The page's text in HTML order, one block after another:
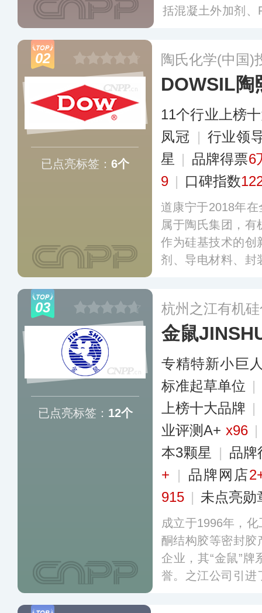
括混凝土外加剂、
业制造领域提供
汽车维修、交通
降噪和结构加固
供防水密封解决
提供创新设计和
02
已点亮标签： 6个
陶氏化学(中国)
DOWSIL陶
11个行业上榜
凤冠 | 行业领
星 | 品牌得票6
9 | 口碑指数
道康宁于2018年
属于陶氏集团，
作为硅基技术的创
剂、导电材料、封
03
已点亮标签： 12个
杭州之江有机
金鼠
专精特新小巨
标准起草单位 |
上榜十大品牌 |
业评测A+ x96 |
本3颗星
| 品牌
+ | 品牌网店
915 | 未点亮勋
成立于1996年，
酮结构胶等密封胶
企业，其“金鼠”
誉。之江公司引进